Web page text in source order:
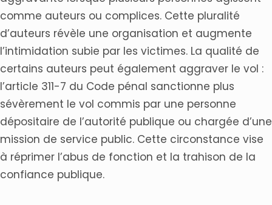
comme auteurs ou complices. Cette pluralité
d’auteurs révèle une organisation et augmente
l’intimidation subie par les victimes. La qualité de
certains auteurs peut également aggraver le vol :
l’article 311-7 du Code pénal sanctionne plus
sévèrement le vol commis par une personne
dépositaire de l’autorité publique ou chargée d’une
mission de service public. Cette circonstance vise
à réprimer l’abus de fonction et la trahison de la
confiance publique.